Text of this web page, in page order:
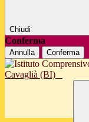
Chiudi
Conferma
Annulla Conferma
Cavaglià (BI)